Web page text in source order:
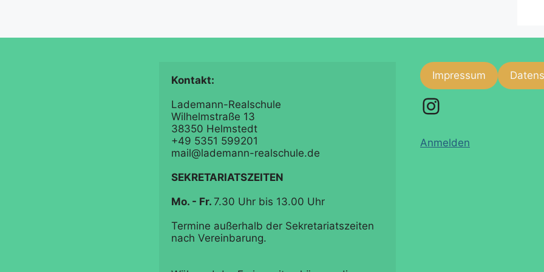
Lademann-Realschule
Wilhelmstraße 13
38350 Helmstedt
+49 5351 599201
mail@lademann-realschule.de
SEKRETARIATSZEITEN
Mo. - Fr. 7.30 Uhr bis 13.00 Uhr
Termine außerhalb der Sekretariatszeiten
nach Vereinbarung.
Impressum
Instagram
Anmelden